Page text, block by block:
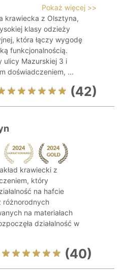
Pokaż więcej >>
krawiecka z Olsztyna,
klasy odzieży
która łączy wygodę
funkcjonalnością.
ulicy Mazurskiej 3 i
doświadczeniem, ...
(42)
krawiecki z
który
na hafcie
różnorodnych
na materiałach
działalność w
(40)